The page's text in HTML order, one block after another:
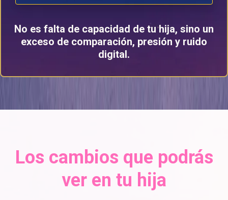
No es falta de capacidad de tu hija, sino un
exceso de comparación, presión y ruido
digital.
Los cambios que podrás
ver en tu hija